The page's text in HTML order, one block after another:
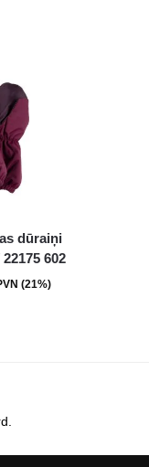
dūraiņi
602
(21%)